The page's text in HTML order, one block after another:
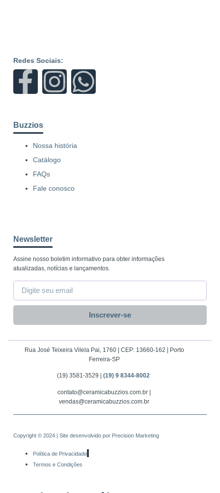
Redes Sociais:
Buzzios
Nossa história
Catálogo
FAQs
Fale conosco
Newsletter
Assine nosso boletim informativo para obter informações
atualizadas, notícias e lançamentos.
Inscrever-se
Rua José Teixeira Vilela Pai, 1760 | CEP: 13660-162 | Porto
Ferreira-SP
(19) 3581-3529 | (19) 9 8344-8002
contato@ceramicabuzzios.com.br |
vendas@ceramicabuzzios.com.br
Copyright © 2024 | Site desenvolvido por Precision Marketing
Política de Privacidade
Termos e Condições